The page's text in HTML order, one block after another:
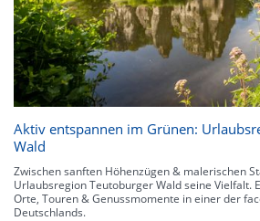
Aktiv entspannen im Grünen:
Wald
Zwischen sanften Höhenzügen & malerischen
Urlaubsregion Teutoburger Wald seine Vielfalt.
Orte, Touren & Genussmomente in einer der
Deutschlands.